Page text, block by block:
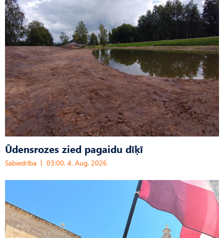
Ūdensrozes zied pagaidu dīķī
Sabiedrība 03:00, 4. Aug, 2026